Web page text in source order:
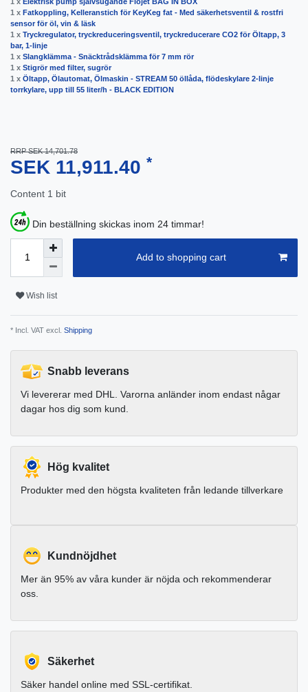
1 x Fatkoppling, Kelleranstich för KeyKeg fat - Med säkerhetsventil & rostfri
sensor för öl, vin & läsk
1 x Tryckregulator, tryckreduceringsventil, tryckreducerare CO2 för Öltapp, 3
bar, 1-linje
1 x Slangklämma - Snäcktrådsklämma för 7 mm rör
1 x Stigrör med filter, sugrör
1 x Öltapp, Ölautomat, Ölmaskin - STREAM 50 öllåda, flödeskylare 2-linje
torrkylare, upp till 55 liter/h - BLACK EDITION
RRP SEK 14,701.78
SEK 11,911.40 *
Content 1 bit
Din beställning skickas inom 24 timmar!
Add to shopping cart
Wish list
* Incl. VAT excl. Shipping
Snabb leverans
Vi levererar med DHL. Varorna anländer inom endast någar
dagar hos dig som kund.
Hög kvalitet
Produkter med den högsta kvaliteten från ledande tillverkare
Kundnöjdhet
Mer än 95% av våra kunder är nöjda och rekommenderar
oss.
Säkerhet
Säker handel online med SSL-certifikat.